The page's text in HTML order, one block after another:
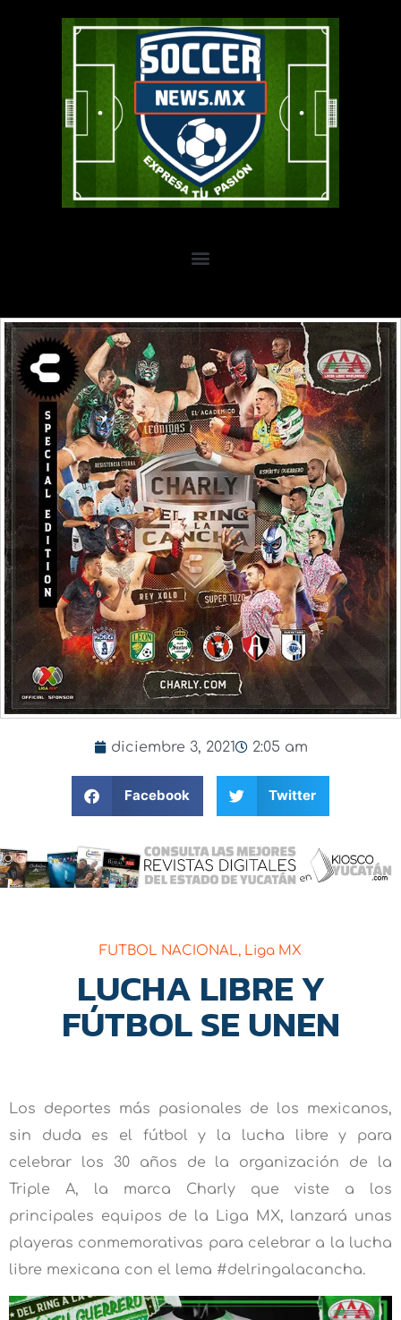
diciembre 3, 2021 2:05 am
Facebook Twitter
FUTBOL NACIONAL, Liga MX
LUCHA LIBRE Y
FÚTBOL SE UNEN
Los deportes más pasionales de los mexicanos,
sin duda es el fútbol y la lucha libre y para
celebrar los 30 años de la organización de la
Triple A, la marca Charly que viste a los
principales equipos de la Liga MX, lanzará unas
playeras conmemorativas para celebrar a la lucha
libre mexicana con el lema #delringalacancha.